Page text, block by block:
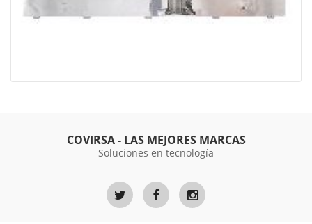
COVIRSA - LAS MEJORES MARCAS
Soluciones en tecnología